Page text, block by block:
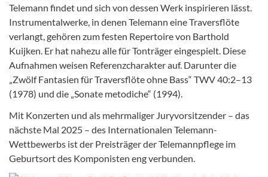
Telemann findet und sich von dessen Werk inspirieren lässt.
Instrumentalwerke, in denen Telemann eine Traversflöte
verlangt, gehören zum festen Repertoire von Barthold
Kuijken. Er hat nahezu alle für Tonträger eingespielt. Diese
Aufnahmen weisen Referenzcharakter auf. Darunter die
„Zwölf Fantasien für Traversflöte ohne Bass“ TWV 40:2–13
(1978) und die „Sonate metodiche“ (1994).
Mit Konzerten und als mehrmaliger Juryvorsitzender – das
nächste Mal 2025 – des Internationalen Telemann-
Wettbewerbs ist der Preisträger der Telemannpflege im
Geburtsort des Komponisten eng verbunden.